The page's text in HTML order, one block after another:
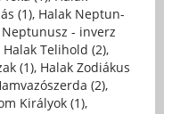
(1), Halak Neptun-
Neptunusz - inverz
Halak Telihold (2),
(1), Halak Zodiákus
(2),
Királyok (1),